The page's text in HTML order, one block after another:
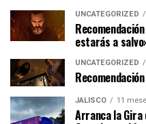
UNCATEGORIZED
estarás a
UNCATEGORIZED
JALISCO 11
Arranca la Gira